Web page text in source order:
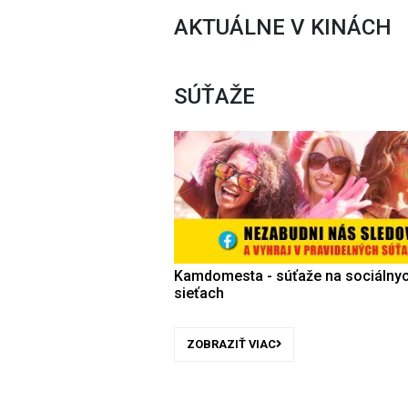
AKTUÁLNE V KINÁCH
SÚŤAŽE
Kamdomesta - súťaže na
sieťach
ZOBRAZIŤ VIAC